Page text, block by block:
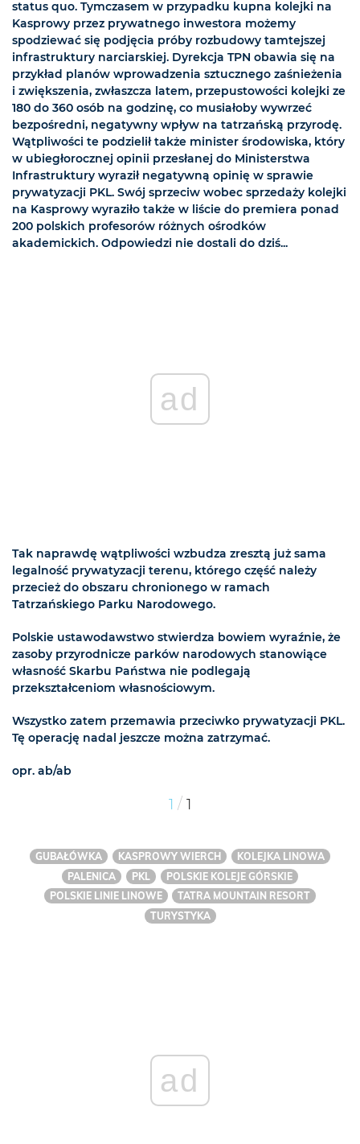
status quo. Tymczasem w przypadku kupna kolejki na
Kasprowy przez prywatnego inwestora możemy
spodziewać się podjęcia próby rozbudowy tamtejszej
infrastruktury narciarskiej. Dyrekcja TPN obawia się na
przykład planów wprowadzenia sztucznego zaśnieżenia
i zwiększenia, zwłaszcza latem, przepustowości kolejki ze
180 do 360 osób na godzinę, co musiałoby wywrzeć
bezpośredni, negatywny wpływ na tatrzańską przyrodę.
Wątpliwości te podzielił także minister środowiska, który
w ubiegłorocznej opinii przesłanej do Ministerstwa
Infrastruktury wyraził negatywną opinię w sprawie
prywatyzacji PKL. Swój sprzeciw wobec sprzedaży kolejki
na Kasprowy wyraziło także w liście do premiera ponad
200 polskich profesorów różnych ośrodków
akademickich. Odpowiedzi nie dostali do dziś...
ad
Tak naprawdę wątpliwości wzbudza zresztą już sama
legalność prywatyzacji terenu, którego część należy
przecież do obszaru chronionego w ramach
Tatrzańskiego Parku Narodowego.
Polskie ustawodawstwo stwierdza bowiem wyraźnie, że
zasoby przyrodnicze parków narodowych stanowiące
własność Skarbu Państwa nie podlegają
przekształceniom własnościowym.
Wszystko zatem przemawia przeciwko prywatyzacji PKL.
Tę operację nadal jeszcze można zatrzymać.
opr. ab/ab
1 / 1
GUBAŁÓWKA KASPROWY WIERCH
KOLEJKA LINOWA
PALENICA
PKL
POLSKIE KOLEJE GÓRSKIE
POLSKIE LINIE LINOWE
TATRA MOUNTAIN RESORT
TURYSTYKA
ad